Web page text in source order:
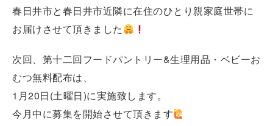
春日井市と春日井市近隣に在住のひとり親家庭世帯に
お届けさせて頂きました
次回、第十二回フードパントリー&生理用品・ベビーお
むつ無料配布は、
1月20日(土曜日)に実施致します。
今月中に募集を開始させて頂きます